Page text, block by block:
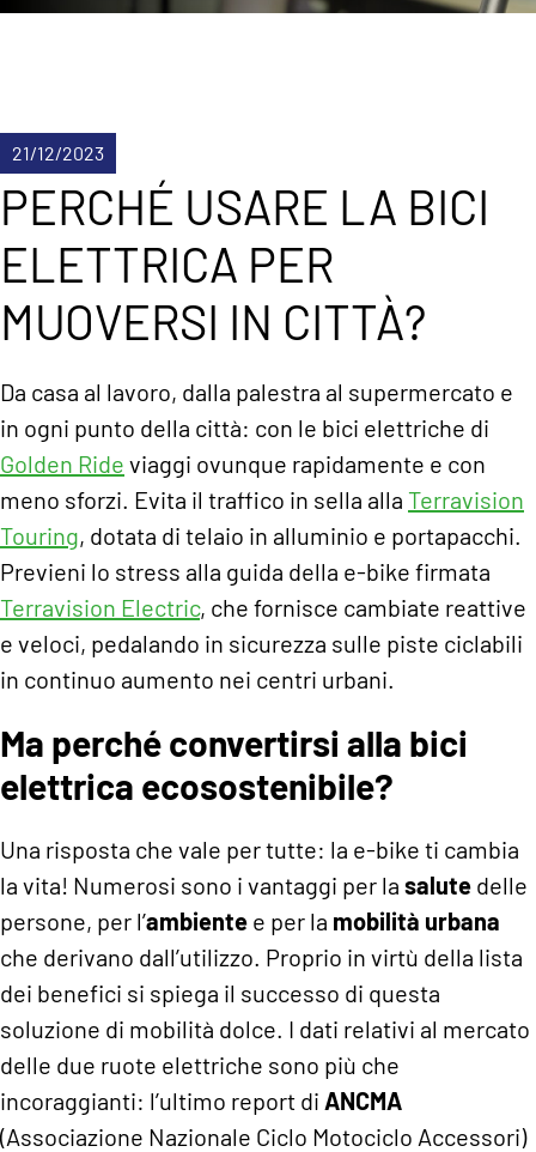
21/12/2023
PERCHÉ USARE LA BICI
ELETTRICA PER
MUOVERSI IN CITTÀ?
Da casa al lavoro, dalla palestra al supermercato e
in ogni punto della città: con le bici elettriche di
Golden Ride viaggi ovunque rapidamente e con
meno sforzi. Evita il traffico in sella alla Terravision
Touring, dotata di telaio in alluminio e portapacchi.
Previeni lo stress alla guida della e-bike firmata
Terravision Electric, che fornisce cambiate reattive
e veloci, pedalando in sicurezza sulle piste ciclabili
in continuo aumento nei centri urbani.
Ma perché convertirsi alla bici
elettrica ecosostenibile?
Una risposta che vale per tutte: la e-bike ti cambia
la vita! Numerosi sono i vantaggi per la salute delle
persone, per l’ambiente e per la mobilità urbana
che derivano dall’utilizzo. Proprio in virtù della lista
dei benefici si spiega il successo di questa
soluzione di mobilità dolce. I dati relativi al mercato
delle due ruote elettriche sono più che
incoraggianti: l’ultimo report di ANCMA
(Associazione Nazionale Ciclo Motociclo Accessori)